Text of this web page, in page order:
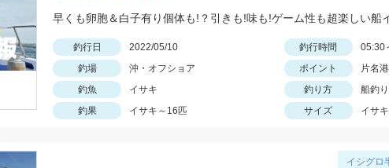
ジ
釣行日 2022/05/10 釣行時間
05:30
釣場
沖・オフショア ポイント
片名
釣魚
イサキ 釣り方
船釣り
釣果
イサキ～16匹 サイズ イサ
イシグロ